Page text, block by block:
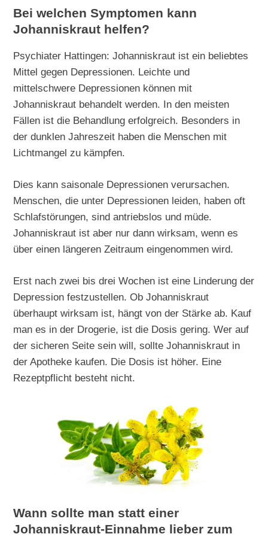
Bei welchen Symptomen kann
Johanniskraut helfen?
Psychiater Hattingen: Johanniskraut ist ein beliebtes
Mittel gegen Depressionen. Leichte und
mittelschwere Depressionen können mit
Johanniskraut behandelt werden. In den meisten
Fällen ist die Behandlung erfolgreich. Besonders in
der dunklen Jahreszeit haben die Menschen mit
Lichtmangel zu kämpfen.
Dies kann saisonale Depressionen verursachen.
Menschen, die unter Depressionen leiden, haben oft
Schlafstörungen, sind antriebslos und müde.
Johanniskraut ist aber nur dann wirksam, wenn es
über einen längeren Zeitraum eingenommen wird.
Erst nach zwei bis drei Wochen ist eine Linderung der
Depression festzustellen. Ob Johanniskraut
überhaupt wirksam ist, hängt von der Stärke ab. Kauf
man es in der Drogerie, ist die Dosis gering. Wer auf
der sicheren Seite sein will, sollte Johanniskraut in
der Apotheke kaufen. Die Dosis ist höher. Eine
Rezeptpflicht besteht nicht.
Wann sollte man statt einer
Johanniskraut-Einnahme lieber zum